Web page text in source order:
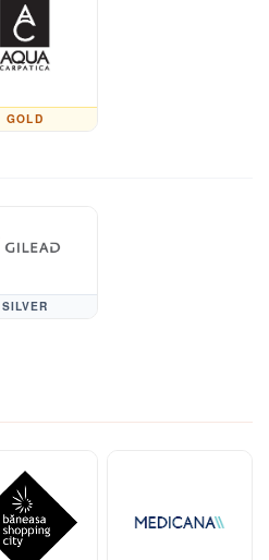
GOLD
SILVER